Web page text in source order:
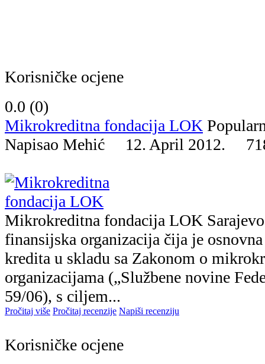
Korisničke ocjene
0.0 (0)
Mikrokreditna fondacija LOK
Napisao Mehić 12. April 2012.
Mikrokreditna fondacija LOK
finansijska organizacija čija je
kredita u skladu sa Zakonom o
organizacijama („Službene novine
59/06), s ciljem...
Pročitaj više Pročitaj recenzije Napiši recenziju
Korisničke ocjene